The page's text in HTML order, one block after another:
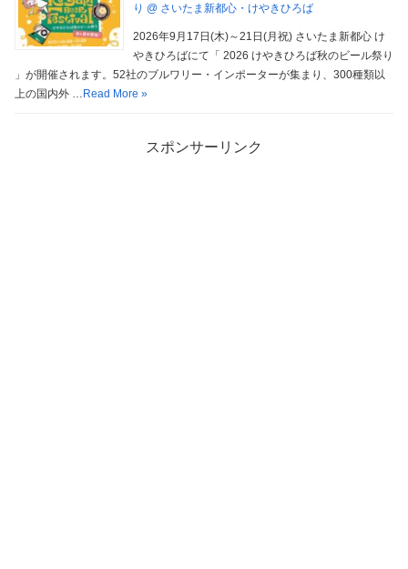
り @ さいたま新都心・けやきひろば
2026年9月17日(木)～21日(月祝) さいたま新都心 け
やきひろばにて「 2026 けやきひろば秋のビール祭り
」が開催されます。52社のブルワリー・インポーターが集まり、300種類以
上の国内外 … Read More »
スポンサーリンク